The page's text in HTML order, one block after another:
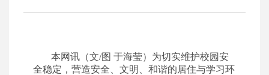
本网讯（文/图 于海莹）为切实维护校园安
全稳定，营造安全、文明、和谐的居住与学习环